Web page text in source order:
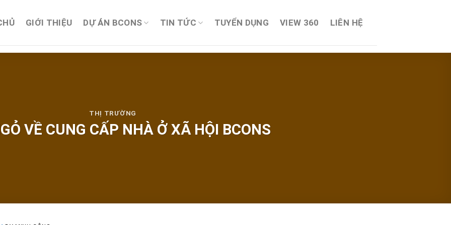
GIỚI THIỆU DỰ ÁN BCONS TIN TỨC TUYỂN DỤNG VIEW 360 LIÊN HỆ
THỊ TRƯỜNG
VỀ CUNG CẤP NHÀ Ở XÃ HỘI BCONS